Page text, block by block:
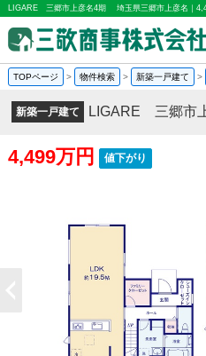
TOPページ > 物件検索 > 新築一戸建て >
新築一戸建て LIGARE 三郷市
4,499万円 値下がり